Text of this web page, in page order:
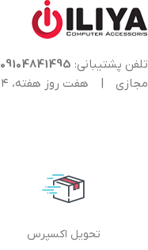
تلفن پشتیبانی: 09104841495
مجازی
| هفت روز هفته، ۲۴ ساعت شبانه‌روز پاسخگوی شما هستیم.
تحویل اکسپرس